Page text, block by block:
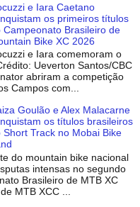
e Iara Caetano
os primeiros títulos
Campeonato Brasileiro de
Bike XC 2026
e Iara comemoram o
Ueverton Santos/CBC
abriram a competição
Campos com...
Goulão e Alex Malacarne
os títulos brasileiros
Short Track no Mobai Bike
do mountain bike nacional
intensas no segundo
Brasileiro de MTB XC
MTB XCC ...